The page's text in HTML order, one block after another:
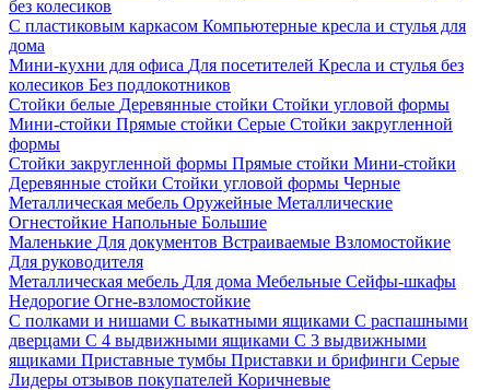
без колесиков
С пластиковым каркасом Компьютерные кресла и стулья для
дома
Мини-кухни для офиса Для посетителей Кресла и стулья без
колесиков Без подлокотников
Стойки белые Деревянные стойки Стойки угловой формы
Мини-стойки Прямые стойки Серые Стойки закругленной
формы
Стойки закругленной формы Прямые стойки Мини-стойки
Деревянные стойки Стойки угловой формы Черные
Металлическая мебель Оружейные Металлические
Огнестойкие Напольные Большие
Маленькие Для документов Встраиваемые Взломостойкие
Для руководителя
Металлическая мебель Для дома Мебельные Сейфы-шкафы
Недорогие Огне-взломостойкие
С полками и нишами С выкатными ящиками С распашными
дверцами С 4 выдвижными ящиками С 3 выдвижными
ящиками Приставные тумбы Приставки и брифинги Серые
Лидеры отзывов покупателей Коричневые